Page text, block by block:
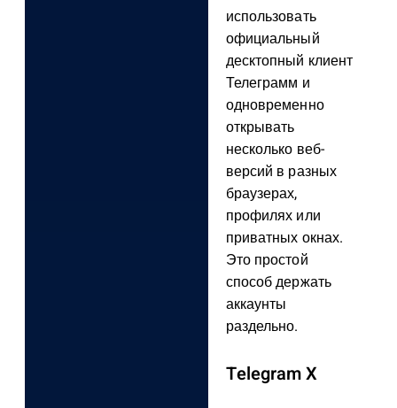
использовать
официальный
десктопный клиент
Телеграмм и
одновременно
открывать
несколько веб-
версий в разных
браузерах,
профилях или
приватных окнах.
Это простой
способ держать
аккаунты
раздельно.
Telegram X